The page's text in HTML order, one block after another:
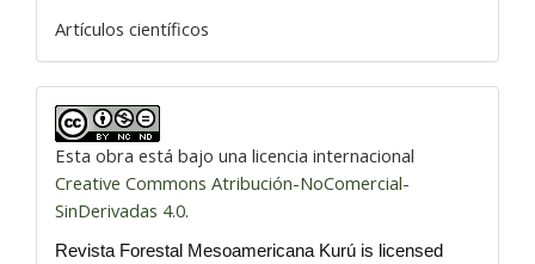
Artículos científicos
Esta obra está bajo una licencia internacional
Creative Commons Atribución-NoComercial-
SinDerivadas 4.0.
Revista Forestal Mesoamericana Kurú is licensed